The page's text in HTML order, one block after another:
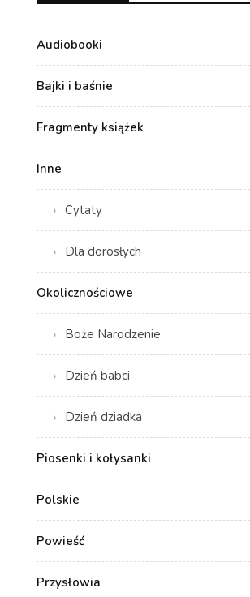
Audiobooki
Bajki i baśnie
Fragmenty książek
Inne
Cytaty
Dla dorosłych
Okolicznościowe
Boże Narodzenie
Dzień babci
Dzień dziadka
Piosenki i kołysanki
Polskie
Powieść
Przysłowia